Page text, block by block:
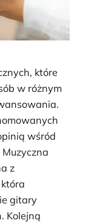
które
w różnym
wśród
Muzyczna
z
gitary
Kolejną